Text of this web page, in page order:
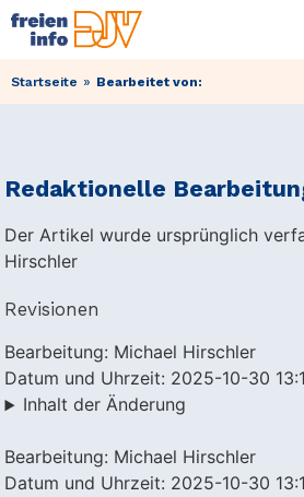
Startseite » Bearbeitet von:
Redaktionelle
Der Artikel wurde ursprünglich
Hirschler
Revisionen
Bearbeitung: Michael Hirschler
Datum und Uhrzeit: 2025-10-30
Inhalt der Änderung
Bearbeitung: Michael Hirschler
Datum und Uhrzeit: 2025-10-30